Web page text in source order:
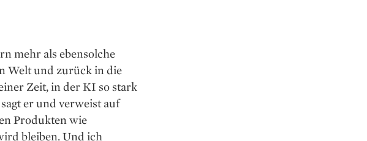
mehr als ebensolche
Welt und zurück in die
Zeit, in der KI so stark
er und verweist auf
Produkten wie
bleiben. Und ich